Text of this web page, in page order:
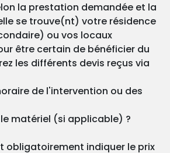
la prestation demandée et la
se trouve(nt) votre résidence
ou vos locaux
être certain de bénéficier du
les différents devis reçus via
de l'intervention ou des
matériel (si applicable) ?
obligatoirement indiquer le prix